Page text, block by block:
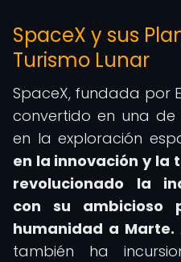
SpaceX y sus
Turismo Lunar
SpaceX, fundada por
convertido en una
en la exploración
en la innovación y la
revolucionado la
con su
humanidad a Marte.
también ha